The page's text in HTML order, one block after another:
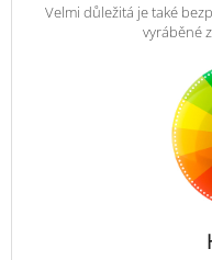
Velmi důležitá je také
vyráběné